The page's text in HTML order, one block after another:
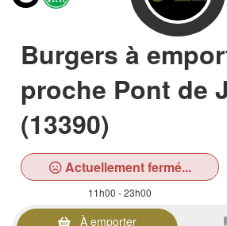
Burgers à
proche Pont de
(13390)
Actuellement fermé...
11h00 - 23h00
À emporter